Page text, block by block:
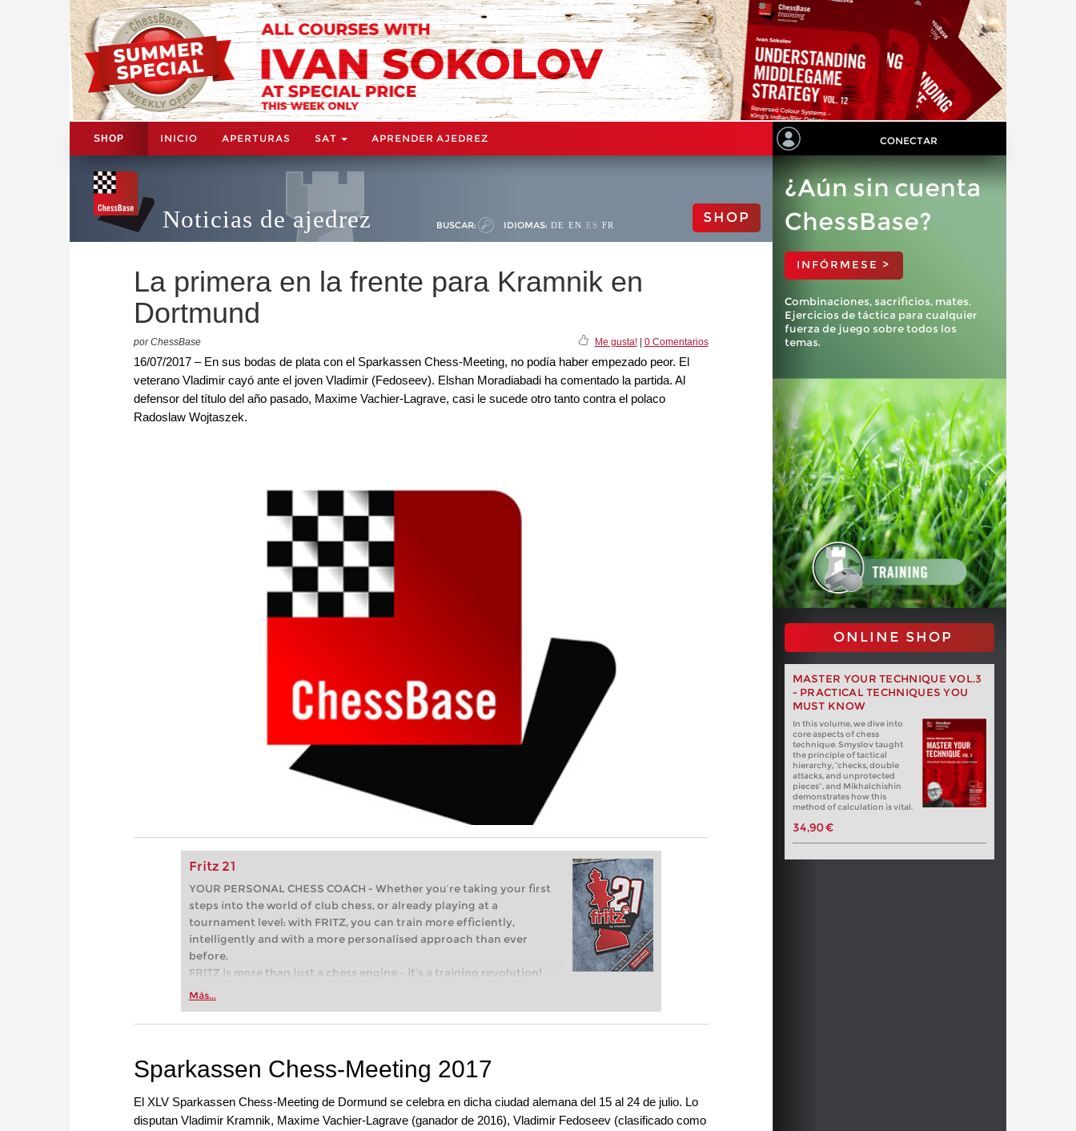
SHOP INICIO APERTURAS SAT APRENDER AJEDREZ CONECTAR
Noticias de ajedrez BUSCAR: IDIOMAS: DE EN ES FR SHOP
La primera en la frente para Kramnik en
Dortmund
por ChessBase Me gusta!| 0 Comentarios
16/07/2017 – En sus bodas de plata con el Sparkassen Chess-Meeting, no podía haber empezado peor. El
veterano Vladimir cayó ante el joven Vladimir (Fedoseev). Elshan Moradiabadi ha comentado la partida. Al
defensor del título del año pasado, Maxime Vachier-Lagrave, casi le sucede otro tanto contra el polaco
Radoslaw Wojtaszek.
Fritz 21
YOUR PERSONAL CHESS COACH - Whether you’re taking your first
steps into the world of club chess, or already playing at a
tournament level: with FRITZ, you can train more efficiently,
intelligently and with a more personalised approach than ever
before.
FRITZ is more than just a chess engine – it’s a training revolution!
Whether you’re taking your first steps into the world of club chess,
more efficiently, intelligently and with a more personalised
Más...
¿Aún sin cuenta
ChessBase?
INFÓRMESE >
Combinaciones, sacrificios, mates.
Ejercicios de táctica para cualquier
fuerza de juego sobre todos los
temas.
ONLINE SHOP
MASTER YOUR TECHNIQUE VOL.3
- PRACTICAL TECHNIQUES YOU
MUST KNOW
In this volume, we dive into
core aspects of chess
technique. Smyslov taught
the principle of tactical
hierarchy, “checks, double
attacks, and unprotected
pieces”, and Mikhalchishin
demonstrates how this
method of calculation is vital.
34,90 €
Sparkassen Chess-Meeting 2017
El XLV Sparkassen Chess-Meeting de Dormund se celebra en dicha ciudad alemana del 15 al 24 de julio. Lo
disputan Vladimir Kramnik, Maxime Vachier-Lagrave (ganador de 2016), Vladimir Fedoseev (clasificado como